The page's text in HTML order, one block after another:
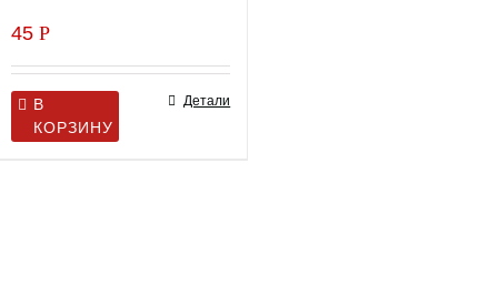
45Р
В
КОРЗИНУ
Детали